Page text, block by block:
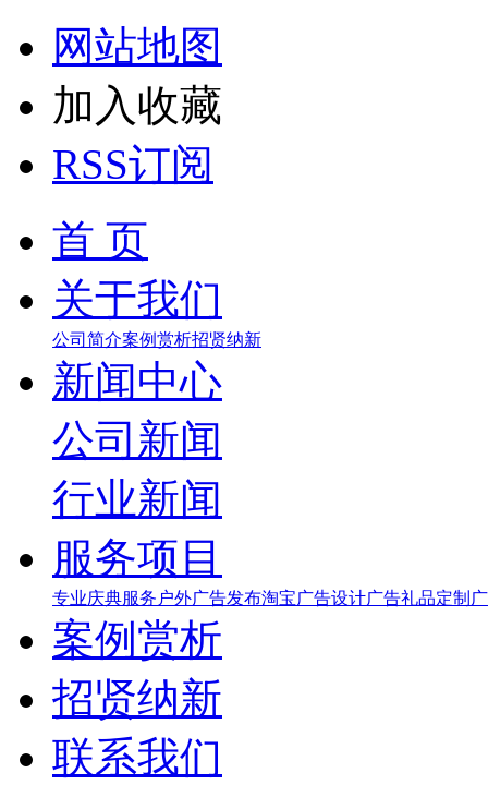
网站地图
加入收藏
RSS订阅
首 页
关于我们
公司简介案例赏析招贤纳新
新闻中心
公司新闻
行业新闻
服务项目
专业庆典服务 户外广告发布淘宝广告设计广告礼品定制
案例赏析
招贤纳新
联系我们